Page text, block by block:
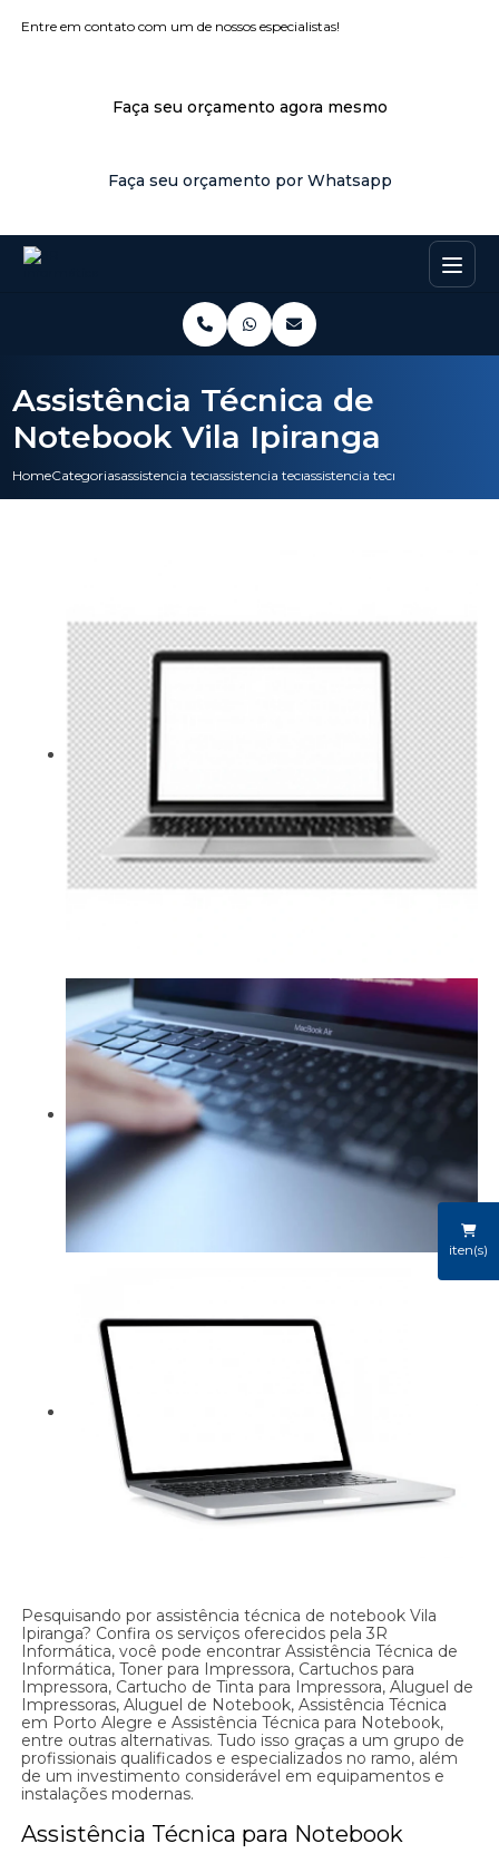
Entre em contato com um de nossos especialistas!
Faça seu orçamento agora mesmo
Faça seu orçamento por Whatsapp
iten(s)
HomeCategoriasassistencia tecnicaassistencia tecnica notebook
assistencia tecnica de
Assistência Técnica de
Notebook Vila Ipiranga
Pesquisando por assistência técnica de notebook Vila
Ipiranga? Confira os serviços oferecidos pela 3R
Informática, você pode encontrar Assistência Técnica de
Informática, Toner para Impressora, Cartuchos para
Impressora, Cartucho de Tinta para Impressora, Aluguel de
Impressoras, Aluguel de Notebook, Assistência Técnica
em Porto Alegre e Assistência Técnica para Notebook,
entre outras alternativas. Tudo isso graças a um grupo de
profissionais qualificados e especializados no ramo, além
de um investimento considerável em equipamentos e
instalações modernas.
Assistência Técnica para Notebook